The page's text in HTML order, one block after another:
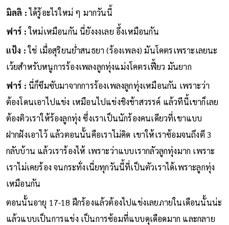
มิลลิ :ได้รู้อะไรใหม่ ๆ มากวันนี้
ฟาร์ :ใหม่เหมือนกัน นี่ยังงงเลย อึ้งเหมือนกัน
แป้ง :ใช่ เมื่อสุริยนย่ำสนธยา (ร้องเพลง) มันโคตรเพราะเลยนะ
เว้ยสำหรับหนูการร้องเพลงลูกทุ่งแม่งโคตรเฟี้ยว มันยาก
ฟาร์ : นี่ก็ซึมซับมาจากการร้องเพลงลูกทุ่งเหมือนกัน เพราะว่า
ต้องโดนเอาไปแข่ง เหมือนไปแข่งชิงช้าสวรรค์ แล้วทีนี้เขาก็เลย
ต้องติวเราให้ร้องลูกทุ่ง ซึ่งเราเป็นนักร้องคนเดียวที่เขาแบบ
ฝากฝังเอาไว้ แล้วตอนนั้นคือเราไม่คิด เขาให้เราซ้อมจนถึงตี 3
กลับบ้าน แล้วเราร้องไห้ เพราะว่าแบบเรากลัวลูกทุ่งมาก เพราะ
เราไม่เคยร้อง จนกระทั่งเนี่ยทุกวันนี้ที่เป็นตัวเราได้เพราะลูกทุ่ง
เหมือนกัน
ตอนนั้นอายุ 17-18 ฝึกร้องแล้วต้องไปแข่งเลยภายในเดือนนั้นน่ะ
แล้วแบบเป็นการแข่ง เป็นการซ้อมที่แบบดุเดือดมาก และกลาย